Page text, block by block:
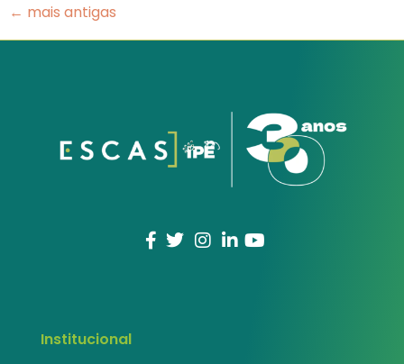
← mais antigas
Institucional